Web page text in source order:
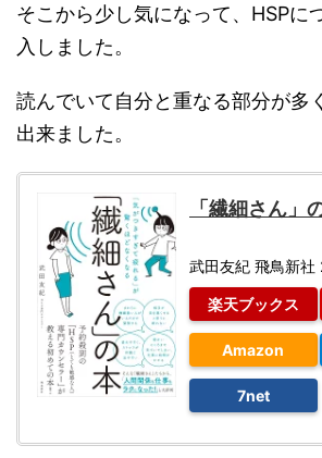
そこから少し気になって、HSPに
入しました。
読んでいて自分と重なる部分が多
出来ました。
「繊細さん」
武田友紀 飛鳥新社
楽天ブックス
Amazon
7net